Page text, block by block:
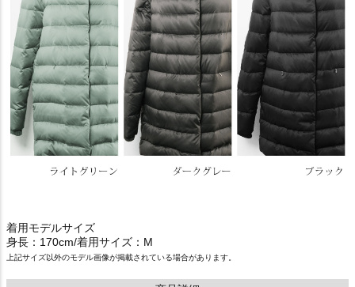
着用モデルサイズ
身長：170cm/着用サイズ：M
上記サイズ以外のモデル画像が掲載されている場合があります。